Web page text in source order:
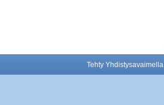
Tehty Yhdistysavaimella